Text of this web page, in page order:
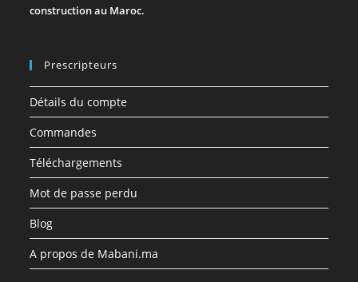
construction au Maroc.
Prescripteurs
Détails du compte
Commandes
Téléchargements
Mot de passe perdu
Blog
A propos de Mabani.ma